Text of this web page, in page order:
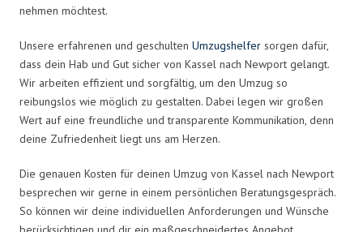
nehmen möchtest.
Unsere erfahrenen und geschulten Umzugshelfer sorgen dafür,
dass dein Hab und Gut sicher von Kassel nach Newport gelangt.
Wir arbeiten effizient und sorgfältig, um den Umzug so
reibungslos wie möglich zu gestalten. Dabei legen wir großen
Wert auf eine freundliche und transparente Kommunikation, denn
deine Zufriedenheit liegt uns am Herzen.
Die genauen Kosten für deinen Umzug von Kassel nach Newport
besprechen wir gerne in einem persönlichen Beratungsgespräch.
So können wir deine individuellen Anforderungen und Wünsche